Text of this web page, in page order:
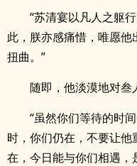
“苏清宴以凡人之躯
此，朕亦感痛惜，唯愿
扭曲。”
随即，他淡漠地对叁
“虽然你们等待的时
时，你们仍在，不要让
在，今日能与你们相遇，